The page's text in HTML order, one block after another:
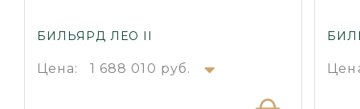
БИЛЬЯРД ЛЕО II
Цена: 1 688 010 руб.